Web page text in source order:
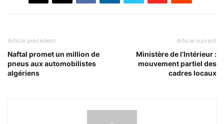
Article précédent
Naftal promet un million de
pneus aux automobilistes
algériens
Article suivant
Ministère de l’Intérieur :
mouvement partiel des
cadres locaux